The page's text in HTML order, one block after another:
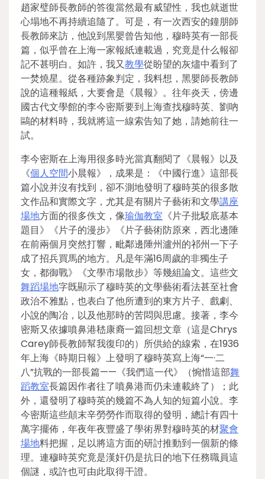
趙家璧師長教師的答復當然最有威望性，我也就逝世
心塌地不再持續追隨了。可是，有一次西安的鐘朋師
長教師來訪，他說到黑嬰曾告知他，穆時英有一部長
篇，似乎曾在上海一家報紙連載過，究竟是什么報卻
記不甚明白。如許，我又教學從盼望的灰燼中看到了
一焚燒星。從各種跡象判定，我料想，黑嬰師長教師
說的這種報紙，大要會是《晨報》。往年炎天，傍邊
國古代文學館的李今密斯要到上海查找穆時英、劉吶
鷗的材料時，我就將這一線索告知了她，請她前往一
試。
李今密斯在上海用很多時光當真翻閱了《晨報》以及
《個人空間小晨報》，成果是：《中國行進》這部長
篇小說并沒有找到，卻不測地發明了穆時英的很多散
文作品和實際文字，尤其是有關片子藝術和文學講座
場地方面的很多佚文，像瑜伽教室 《片子批駁底基本
題目》《片子的漫步》《片子藝術防原來，西北邊陲
在前兩個月突然打響，毗鄰邊陲州瀘州的祁州一下子
成了招兵買馬的地方。凡是年滿16周歲的非獨生子
女，都御戰》《文學市場散步》等幾組論文。這些文
舞蹈場地字既顯示了穆時英的文學藝術看法甚至社會
政治不雅點，也表白了他所遭到的東方片子、戲劇、
小說的陶冶，以及他那時的苦悶與思慮。接著，李今
密斯又依據噴鼻港嵇康裔一篇回想文章（這是Chrys
Carey師長教師幫我復印的）所供給的線索，在1936
年上海《時期日報》上發明了穆時英寫上海“一·二
八”抗戰的一部長篇——《我們這一代》（惋惜這部舞
蹈教室長篇因作者往了噴鼻港而仍未連載終了）；此
外，還發明了穆時英的幾篇不為人知的短篇小說。李
今密斯這些顛末辛勞勞作而取得的發明，總計有四十
萬字擺佈，年夜年夜豐盛了學術界對穆時英的材聚會
場地料把握，足以將這方面的研討推動到一個新的條
理。連穆時英究竟是漢奸仍是抗日的地下任務職員這
個謎，或許也可由此取得干證。